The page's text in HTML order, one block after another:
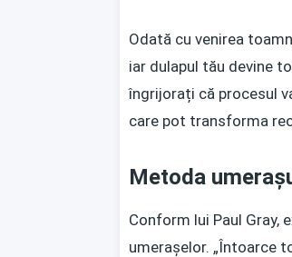
Odată cu venirea
iar dulapul tău devine
îngrijorați că procesul
care pot transforma
Metoda
Conform lui Paul Gray,
umerașelor. „Întoarce